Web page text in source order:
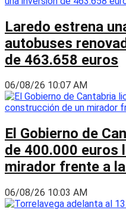
Laredo estrena
autobuses
de 463.658 euros
06/08/26 10:07 AM
El Gobierno de
de 400.000 euros
mirador frente a
06/08/26 10:03 AM